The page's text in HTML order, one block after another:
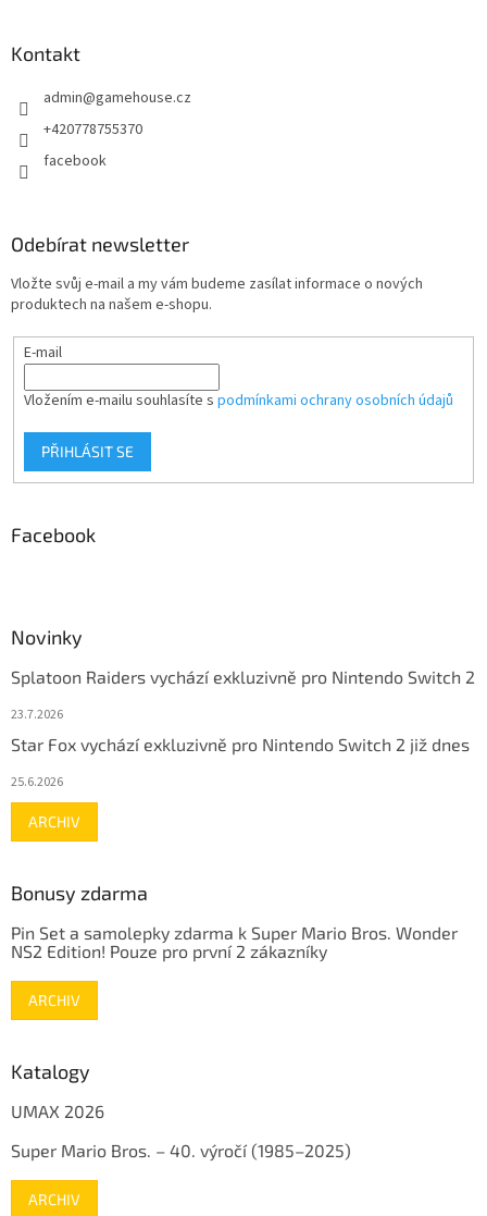
Kontakt
admin@gamehouse.cz
+420778755370
facebook
Odebírat newsletter
Vložte svůj e-mail a my vám budeme zasílat informace o nových
produktech na našem e-shopu.
E-mail
Vložením e-mailu souhlasíte s podmínkami ochrany osobních údajů
PŘIHLÁSIT SE
Facebook
Novinky
Splatoon Raiders vychází exkluzivně pro Nintendo Switch 2
23.7.2026
Star Fox vychází exkluzivně pro Nintendo Switch 2 již dnes
25.6.2026
ARCHIV
Bonusy zdarma
Pin Set a samolepky zdarma k Super Mario Bros. Wonder
NS2 Edition! Pouze pro první 2 zákazníky
ARCHIV
Katalogy
UMAX 2026
Super Mario Bros. – 40. výročí (1985–2025)
ARCHIV